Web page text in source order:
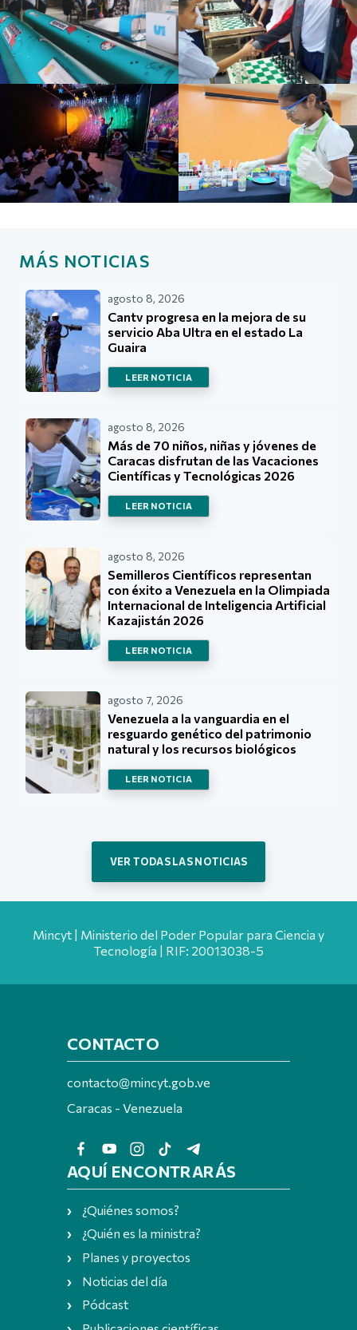
MÁS NOTICIAS
agosto 8, 2026
Cantv progresa en la mejora de su
servicio Aba Ultra en el estado La
Guaira
LEER NOTICIA
agosto 8, 2026
Más de 70 niños, niñas y jóvenes de
Caracas disfrutan de las Vacaciones
Científicas y Tecnológicas 2026
LEER NOTICIA
agosto 8, 2026
Semilleros Científicos representan
con éxito a Venezuela en la Olimpiada
Internacional de Inteligencia Artificial
Kazajistán 2026
LEER NOTICIA
agosto 7, 2026
Venezuela a la vanguardia en el
resguardo genético del patrimonio
natural y los recursos biológicos
LEER NOTICIA
VER TODAS LAS NOTICIAS
Mincyt | Ministerio del Poder Popular para Ciencia y
Tecnología | RIF: 20013038-5
CONTACTO
contacto@mincyt.gob.ve
Caracas - Venezuela
AQUÍ ENCONTRARÁS
¿Quiénes somos?
¿Quién es la ministra?
Planes y proyectos
Noticias del día
Pódcast